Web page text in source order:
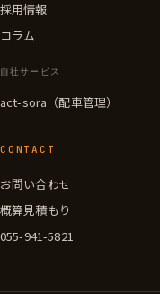
採用情報
コラム
自社サービス
act-sora（配車管理）
CONTACT
お問い合わせ
概算見積もり
055-941-5821